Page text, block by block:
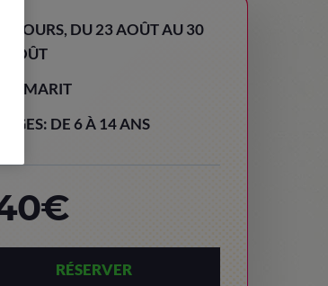
8 JOURS, DU 23 AOÛT AU 30
AOÛT
TAMARIT
AGES: DE 6 À 14 ANS
RÉSERVER